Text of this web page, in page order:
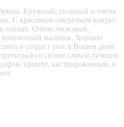
Крупный, сильный и очень
С красивым ожерельем вокруг
лапках. Очень ласковый,
мальчик. Хорошо
и создаст уют в Вашем доме.
со своим самым лучшим
привит, кастрированный, к